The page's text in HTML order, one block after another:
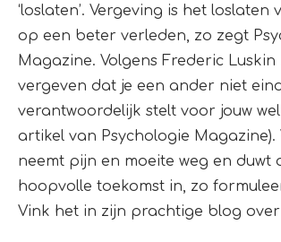
‘loslaten’. Vergeving is het loslaten
op een beter verleden, zo zegt
Magazine. Volgens Frederic
vergeven dat je een ander niet
verantwoordelijk stelt voor jouw
artikel van Psychologie Magazine).
neemt pijn en moeite weg en duwt
hoopvolle toekomst in, zo
Vink het in zijn prachtige blog